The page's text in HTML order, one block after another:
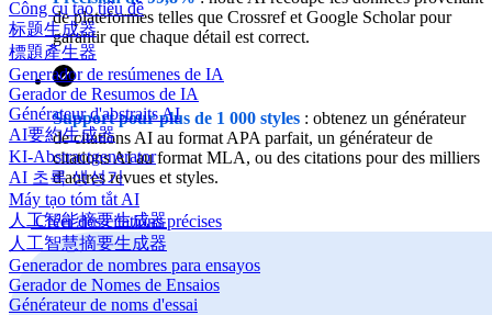
Công cụ tạo tiêu đề
标题生成器
標題產生器
Generador de resúmenes de IA
Gerador de Resumos de IA
Générateur d'abstraits AI
AI要約生成器
KI-Abstractgenerator
AI 초록 생성기
Máy tạo tóm tắt AI
人工智能摘要生成器
人工智慧摘要生成器
Generador de nombres para ensayos
Gerador de Nomes de Ensaios
Générateur de noms d'essai
de plateformes telles que Crossref et Google Scholar pour
garantir que chaque détail est correct.
Support pour plus de 1 000 styles : obtenez un générateur
de citations AI au format APA parfait, un générateur de
citations AI au format MLA, ou des citations pour des milliers
d'autres revues et styles.
Créer des citations précises